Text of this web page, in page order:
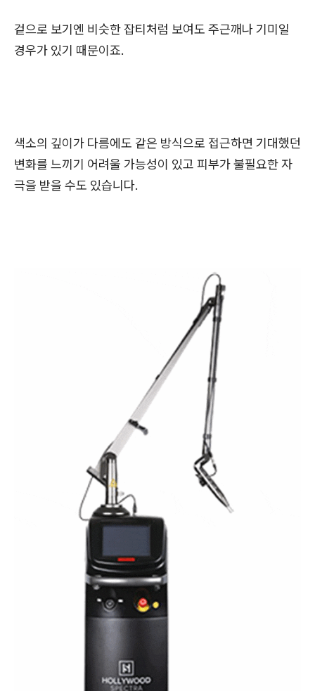
겉으로 보기엔 비슷한 잡티처럼 보여도 주근깨나 기미일
경우가 있기 때문이죠.
색소의 깊이가 다름에도 같은 방식으로 접근하면 기대했던
변화를 느끼기 어려울 가능성이 있고 피부가 불필요한 자
극을 받을 수도 있습니다.